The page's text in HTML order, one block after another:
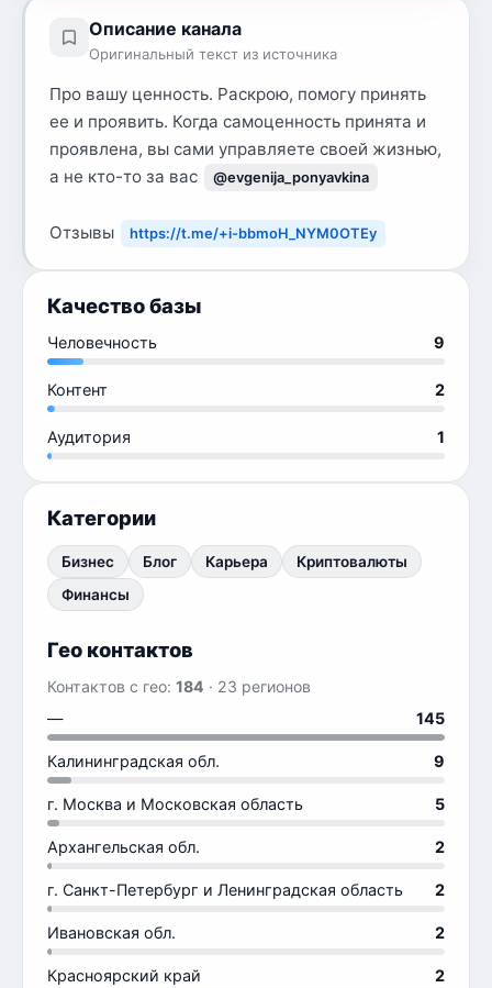
Описание канала
Оригинальный текст из источника
Про вашу ценность. Раскрою, помогу принять
ее и проявить. Когда самоценность принята и
проявлена, вы сами управляете своей жизнью,
а не кто-то за вас
@evgenija_ponyavkina
Отзывы https://t.me/+i-bbmoH_NYM0OTEy
Качество базы
Человечность 9
Контент 2
Аудитория 1
Категории
Бизнес Блог Карьера
Криптовалюты
Финансы
Гео контактов
Контактов с гео: 184 · 23 регионов
—
145
Калининградская обл. 9
г. Москва и Московская область 5
Архангельская обл. 2
г. Санкт-Петербург и Ленинградская область 2
Ивановская обл. 2
Красноярский край 2